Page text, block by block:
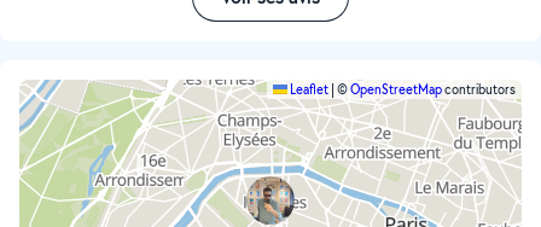
Leaflet ©OpenStreetMapcontributors